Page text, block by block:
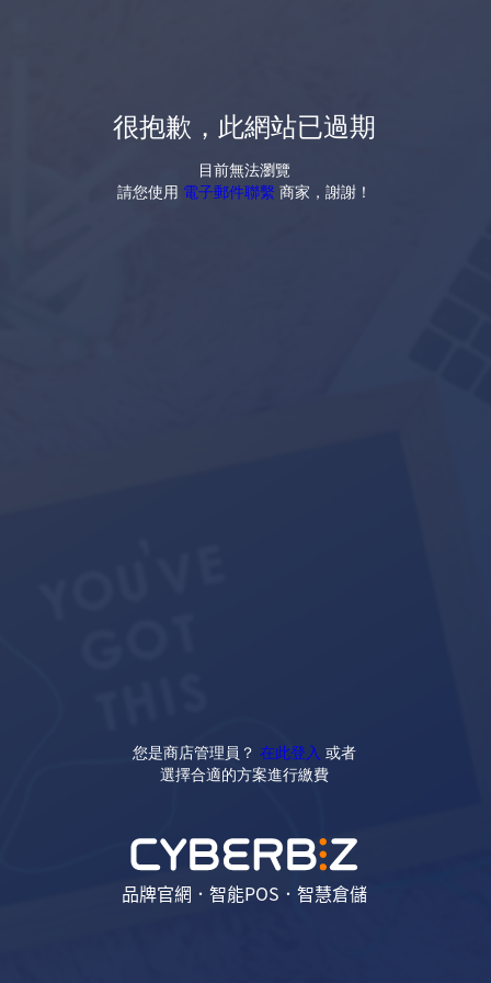
很抱歉，此網站已過期
目前無法瀏覽
請您使用 電子郵件聯繫 商家，謝謝！
您是商店管理員？ 在此登入 或者
選擇合適的方案進行繳費